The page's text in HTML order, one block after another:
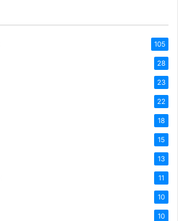
105
28
23
22
18
15
13
11
10
10